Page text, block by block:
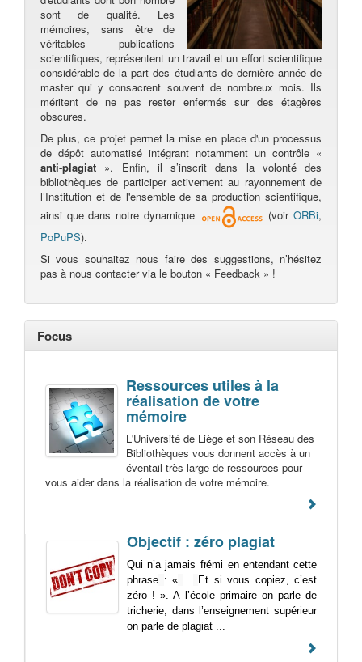
sont de qualité. Les
mémoires, sans être de
véritables publications
scientifiques, représentent un travail et un effort scientifique
considérable de la part des étudiants de dernière année de
master qui y consacrent souvent de nombreux mois. Ils
méritent de ne pas rester enfermés sur des étagères
obscures.
De plus, ce projet permet la mise en place d'un processus
de dépôt automatisé intégrant notamment un contrôle «
anti-plagiat ». Enfin, il s’inscrit dans la volonté des
bibliothèques de participer activement au rayonnement de
l’Institution et de l'ensemble de sa production scientifique,
ainsi que dans notre dynamique
(voirORBi,
PoPuPS).
Si vous souhaitez nous faire des suggestions, n’hésitez
pas à nous contacter via le bouton « Feedback » !
Focus
Ressources utiles à la
réalisation de votre
mémoire
L'Université de Liège et son Réseau des
Bibliothèques vous donnent accès à un
éventail très large de ressources pour
vous aider dans la réalisation de votre mémoire.
Objectif : zéro plagiat
Qui n’a jamais frémi en entendant cette
phrase : « ... Et si vous copiez, c’est
zéro ! ». A l’école primaire on parle de
tricherie, dans l’enseignement supérieur
on parle de plagiat ...